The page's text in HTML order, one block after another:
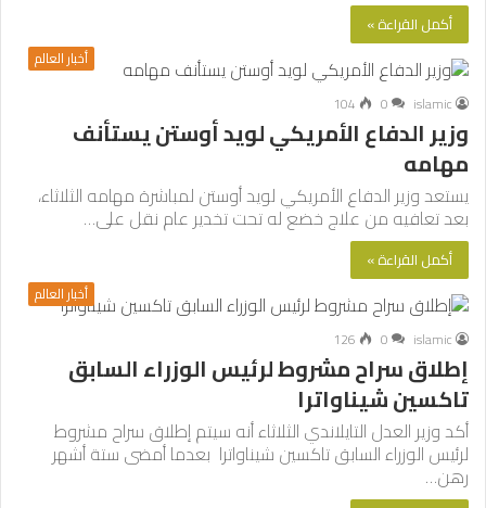
أكمل القراءة »
أخبار العالم
islamic
0
104
وزير الدفاع الأمريكي لويد أوستن يستأنف
مهامه
يستعد وزير الدفاع الأمريكي لويد أوستن لمباشرة مهامه الثلاثاء،
بعد تعافيه من علاج خضع له تحت تخدير عام نقل على…
أكمل القراءة »
أخبار العالم
islamic
0
126
إطلاق سراح مشروط لرئيس الوزراء السابق
تاكسين شيناواترا
أكد وزير العدل التايلاندي الثلاثاء أنه سيتم إطلاق سراح مشروط
لرئيس الوزراء السابق تاكسين شيناواترا بعدما أمضى ستة أشهر
رهن…